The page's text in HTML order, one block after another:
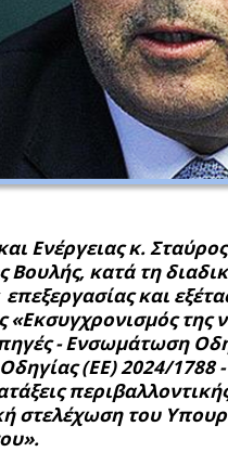
Ενέργειας κ.
κατά τη
και
«Εκσυγχρονισμός
- Ενσωμάτωση
(ΕΕ) 2024/1788 -
στελέχωση του